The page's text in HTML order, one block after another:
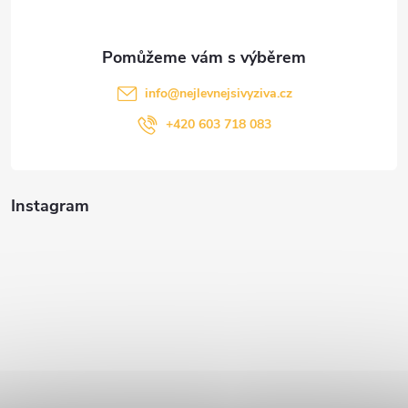
Instagram
info@nejlevnejsivyziva.cz
+420 603 718 083